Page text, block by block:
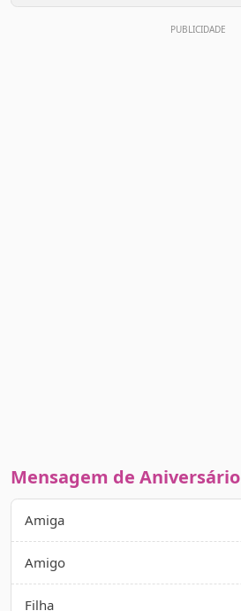
Mensagem de Aniversário
Amiga
Amigo
Filha